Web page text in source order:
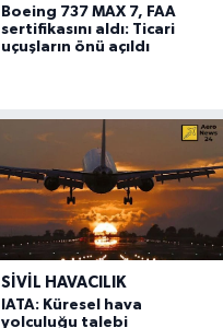
Boeing 737 MAX 7, FAA
sertifikasını aldı: Ticari
uçuşların önü açıldı
SIVIL HAVACILIK
IATA: Küresel hava
yolculuğu talebi